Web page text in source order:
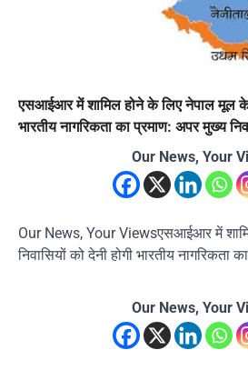
एसआईआर में शामिल होने के लिए नेपाल मूल के
भारतीय नागरिकता का प्रमाण: अपर मुख्य
Our News, Your
Our News, Your Viewsएसआईआर में
निवासियों को देनी होगी भारतीय नागरिकता
Our News, Your